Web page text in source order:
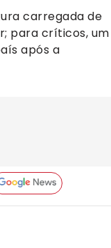
carregada de
para críticos, um
após a